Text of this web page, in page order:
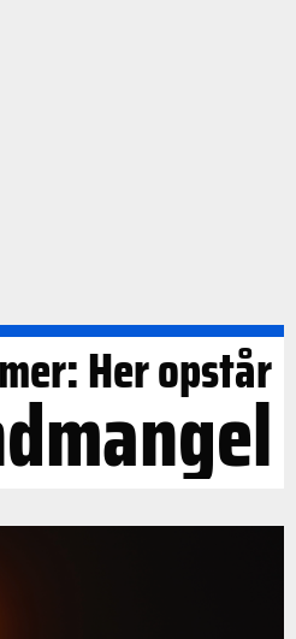
Her opstår